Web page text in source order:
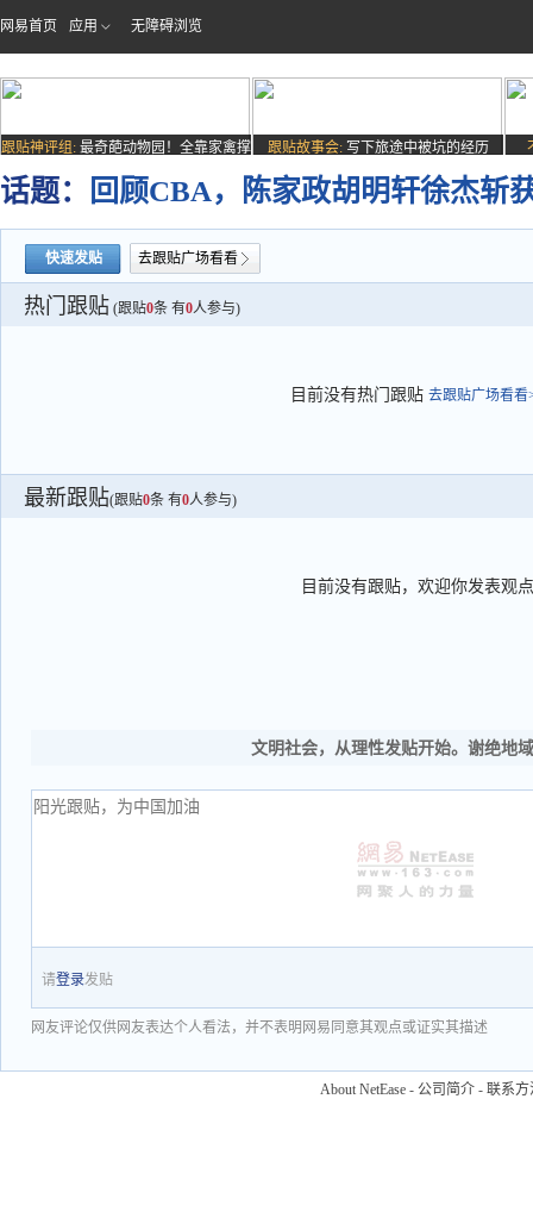
网易首页 应用 无障碍浏览
跟贴神评组: 最奇葩动物园！全靠家禽撑
场子
跟贴故事会: 写下旅途中被坑的经历
话题： 回顾CBA，陈家政胡明轩徐杰斩
快速发贴 去跟贴广场看看
热门跟贴 (跟贴0条 有0人参与)
目前没有热门跟贴 去跟贴广场看看
最新跟贴(跟贴0条 有0人参与)
目前没有跟贴，欢迎你发表观点
文明社会，从理性发贴开始。谢绝地
请登录发贴
网友评论仅供网友表达个人看法，并不表明网易同意其观点或证实其描述
About NetEase - 公司简介 - 联系方